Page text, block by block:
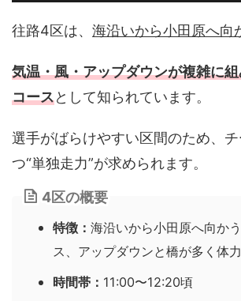
往路4区は、 海沿いから小田原へ向
気温・風・アップダウンが複雑に
コースとして知られています。
選手がばらけやすい区間のため、
つ“単独走力”が求められます。
4区の概要
特徴： 海沿いから小田原へ向か
ス、アップダウンと橋が多く体
時間帯： 11:00〜12:20頃